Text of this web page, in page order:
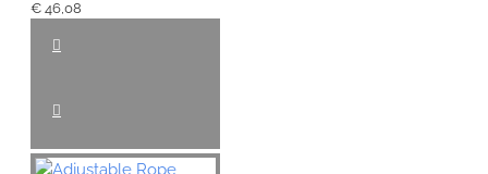
€ 46,08